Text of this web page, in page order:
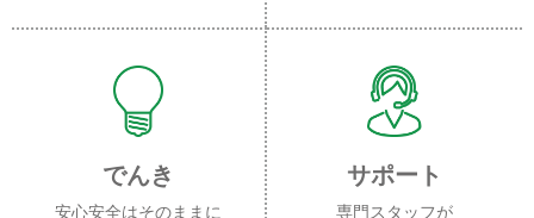
でんき
安心安全はそのままに
サポート
専門スタッフが